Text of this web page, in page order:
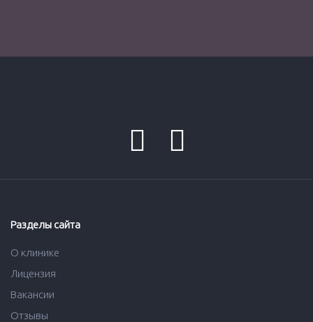
Разделы сайта
О клинике
Лицензия
Вакансии
Отзывы